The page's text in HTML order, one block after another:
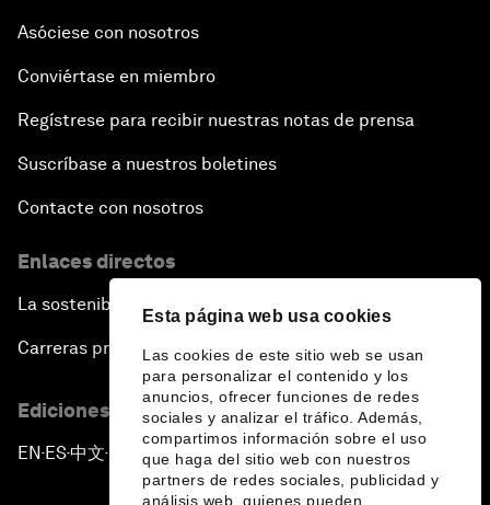
Esta página web usa cookies
Las cookies de este sitio web se usan
para personalizar el contenido y los
anuncios, ofrecer funciones de redes
sociales y analizar el tráfico. Además,
compartimos información sobre el uso
que haga del sitio web con nuestros
partners de redes sociales, publicidad y
análisis web, quienes pueden
Asóciese con nosotros
Conviértase en miembro
Regístrese para recibir nuestras notas de prensa
Suscríbase a nuestros boletines
Contacte con nosotros
Enlaces directos
La sostenibilidad en el Foro
Carreras profesionales
Ediciones en otros idiomas
EN ▪ES▪中文▪ 日本語